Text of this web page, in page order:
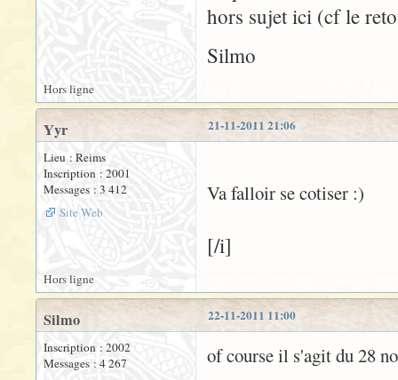
hors sujet ici (cf le
Silmo
Hors ligne
21-11-2011 21:06
Yyr
Lieu : Reims
Inscription : 2001
Messages : 3 412
Site Web
Va falloir se cotiser :)
[/i]
Hors ligne
22-11-2011 11:00
Silmo
Inscription : 2002
Messages : 4 267
of course il s'agit du 28